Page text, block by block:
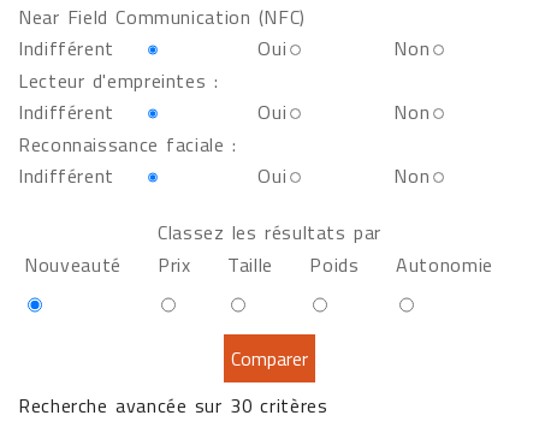
Near Field Communication (NFC)
Indifférent
Oui
Non
Lecteur d'empreintes :
Indifférent
Oui
Non
Reconnaissance faciale :
Indifférent
Oui
Non
Classez les résultats par
Nouveauté
Prix Taille Poids Autonomie
Recherche avancée sur 30 critères